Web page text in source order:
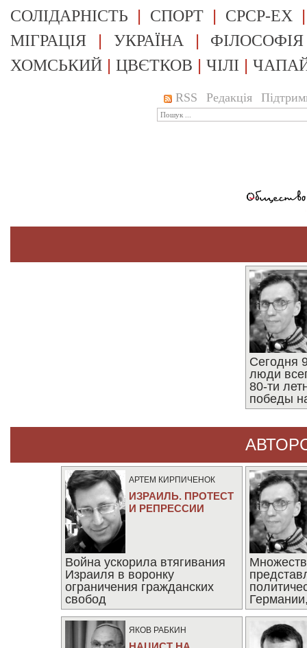
СОЛІДАРНІСТЬ | СПОРТ | СРСР-EX
МІГРАЦІЯ | УКРАЇНА | ФІЛОСОФІЯ
ХОМСЬКИЙ | ЦВЄТКОВ | ЧІЛІ |
RSS Редакція
Сегодня
люди
80-ти
победы
АРТЕМ КИРПИЧЕНОК
ИЗРАИЛЬ. ПРОТЕСТ
И РЕПРЕССИИ
Война ускорила втягивания
Израиля в воронку
ограничения гражданских
свобод
ЯКОВ РАБКИН